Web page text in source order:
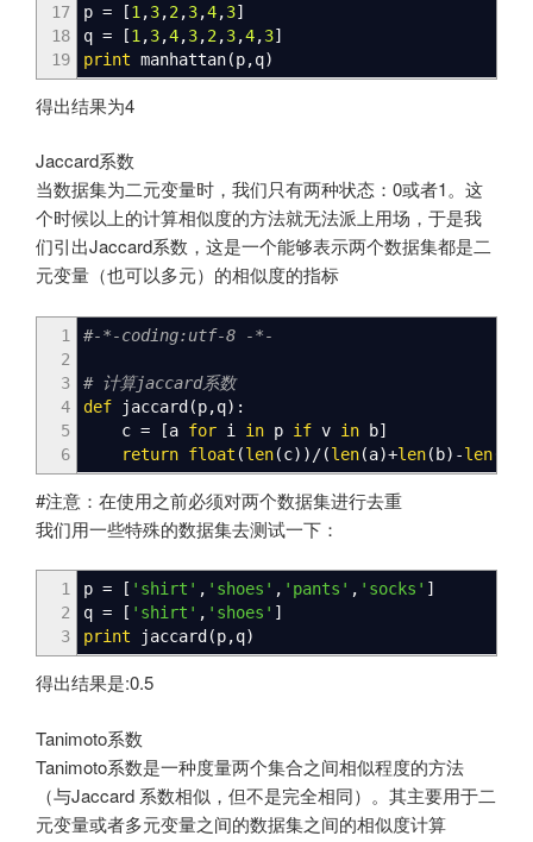
17
18
19
p = [1 ,3,2 ,3,4,3]
q = [1 ,3,4,3,2 ,3,4,3]
print manhattan(p,q)
得出结果为4
Jaccard系数
当数据集为二元变量时，我们只有两种状态：0或者1。这
个时候以上的计算相似度的方法就无法派上用场，于是我
们引出Jaccard系数，这是一个能够表示两个数据集都是二
元变量（也可以多元）的相似度的指标
1
2
3
4
5
6
#-*-coding:utf-8 -*-
# 计算jaccard系数
def jaccard (p,q) :
c = [a for i in p if v in b]
return float (len(c) ) /(len(a)+len( b) -len
#注意：在使用之前必须对两个数据集进行去重
我们用一些特殊的数据集去测试一下：
1
2
3
p = [ 'shirt' , 'shoes' , 'pants' , 'socks' ]
q = [ 'shirt' , 'shoes' ]
print jaccard (p,q)
得出结果是:0.5
Tanimoto系数
Tanimoto系数是一种度量两个集合之间相似程度的方法
（与Jaccard 系数相似，但不是完全相同）。其主要用于二
元变量或者多元变量之间的数据集之间的相似度计算